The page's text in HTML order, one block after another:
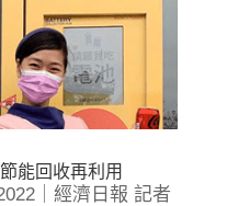
能回收再利用
｜經濟日報 記者